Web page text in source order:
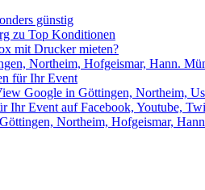
günstig
zu Top Konditionen
mit Drucker mieten?
Northeim, Hofgeismar, Hann.
für Ihr Event
Google in Göttingen, Northeim,
Event auf Facebook, Youtube,
Northeim, Hofgeismar,